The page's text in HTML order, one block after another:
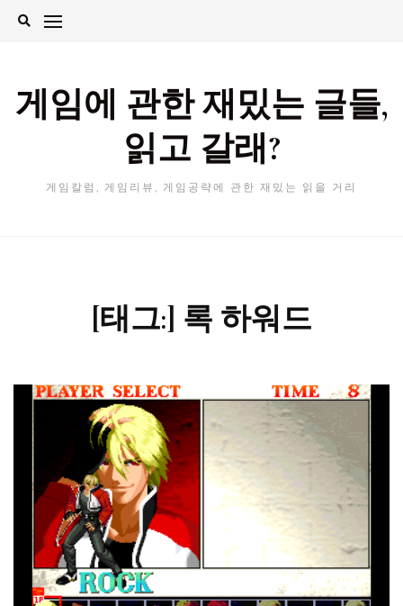
Skip
게임에 관한 재밌는 글들,
읽고 갈래?
게임칼럼, 게임리뷰, 게임공략에 관한 재밌는 읽을 거리
[태그:] 록 하워드